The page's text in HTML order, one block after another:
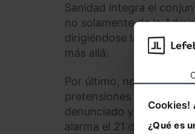
Cookies!
¿Qué es
Sanidad integra el
no solamente de la
dirigiéndose la demanda
más allá.
Por último, no
pretensiones de CESM
denunciado y que
alarma el 21 de junio de